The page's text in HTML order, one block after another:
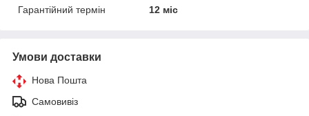
Гарантійний термін
12 міс
Умови доставки
Нова Пошта
Самовивіз